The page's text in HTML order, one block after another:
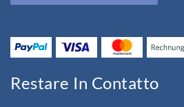
Restare In Contatto